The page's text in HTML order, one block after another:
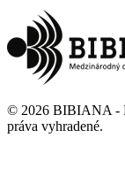
© 2026 BIBIANA -
práva vyhradené.